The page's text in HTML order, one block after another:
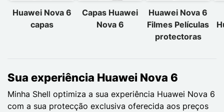
Huawei Nova 6
capas
Capas Huawei
Nova 6
Huawei Nova 6
Filmes Películas
protectoras
Sua experiência Huawei Nova 6
Minha Shell optimiza a sua experiência Huawei Nova 6
com a sua protecção exclusiva oferecida aos preços